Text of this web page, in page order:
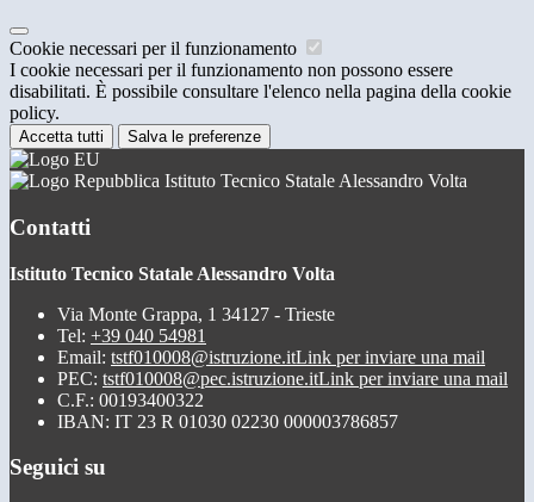
Cookie necessari per il funzionamento
I cookie necessari per il funzionamento non possono essere
disabilitati. È possibile consultare l'elenco nella pagina della cookie
policy.
Accetta tutti Salva le preferenze
Istituto Tecnico Statale Alessandro Volta
Contatti
Istituto Tecnico Statale Alessandro Volta
Via Monte Grappa, 1 34127 - Trieste
Tel: +39 040 54981
Email: tstf010008@istruzione.itLink per inviare una mail
PEC: tstf010008@pec.istruzione.itLink per inviare una mail
C.F.: 00193400322
IBAN: IT 23 R 01030 02230 000003786857
Seguici su